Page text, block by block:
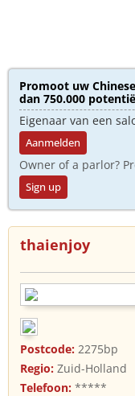
Promoot uw
dan 750.000
Eigenaar van een
Aanmelden
Owner of a parlor?
Sign up
thaienjoy
Postcode: 2275bp
Regio: Zuid-Holland
Telefoon: *****